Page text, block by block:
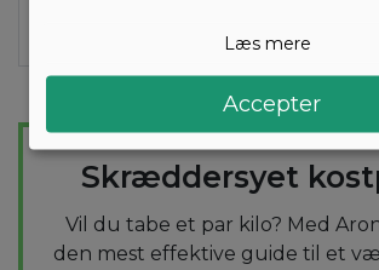
TAB DIG NEMT
Skræddersyet
Vil du tabe et par kilo? Med
den mest effektive guide til et
Læs mere
Accepter